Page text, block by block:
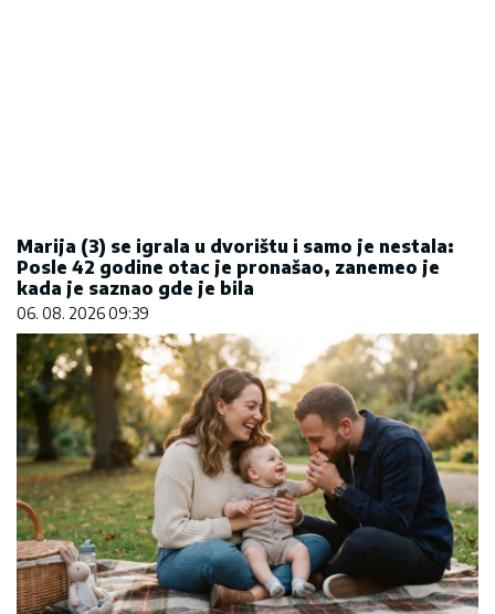
06. 08. 2026 09:39
Šta dete nasleđuje od oca, a šta od majke? Sve
što treba da znate o genetici